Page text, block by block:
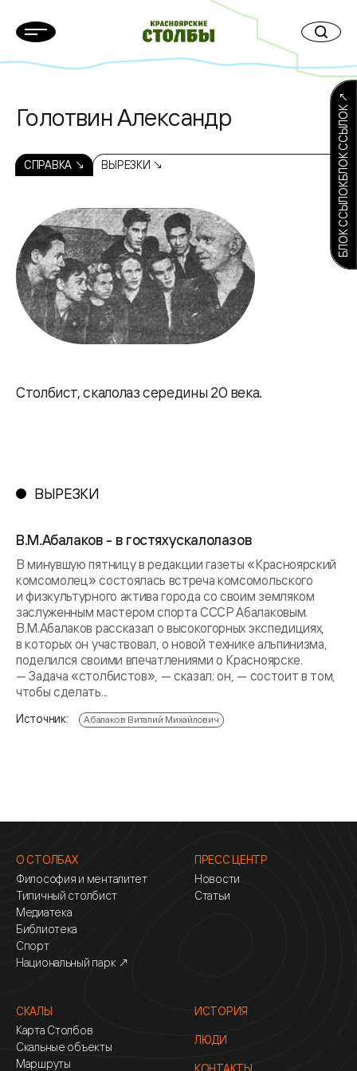
Голотвин Александр
СПРАВКА ↘ ВЫРЕЗКИ ↘
Столбист, скалолаз середины 20 века.
БЛОК ССЫЛОКБЛОК ССЫЛОК ↗
ВЫРЕЗКИ
В.М.Абалаков - в гостях ускалолазов
В минувшую пятницу в редакции газеты «Красноярский
комсомолец» состоялась встреча комсомольского
и физкультурного актива города со своим земляком
заслуженным мастером спорта СССР Абалаковым.
В.М.Абалаков рассказал о высокогорных экспедициях,
в которых он участвовал, о новой технике альпинизма,
поделился своими впечатлениями о Красноярске.
— Задача «столбистов», — сказал; он, — состоит в том,
чтобы сделать...
Источник: Абалаков Виталий Михайлович
О СТОЛБАХ
Философия и менталитет
Типичный столбист
Медиатека
Библиотека
Спорт
Национальный парк ↗
ПРЕСС ЦЕНТР
Новости
Статьи
СКАЛЫ
Карта Столбов
Скальные объекты
Маршруты
ИСТОРИЯ
ЛЮДИ
КОНТАКТЫ